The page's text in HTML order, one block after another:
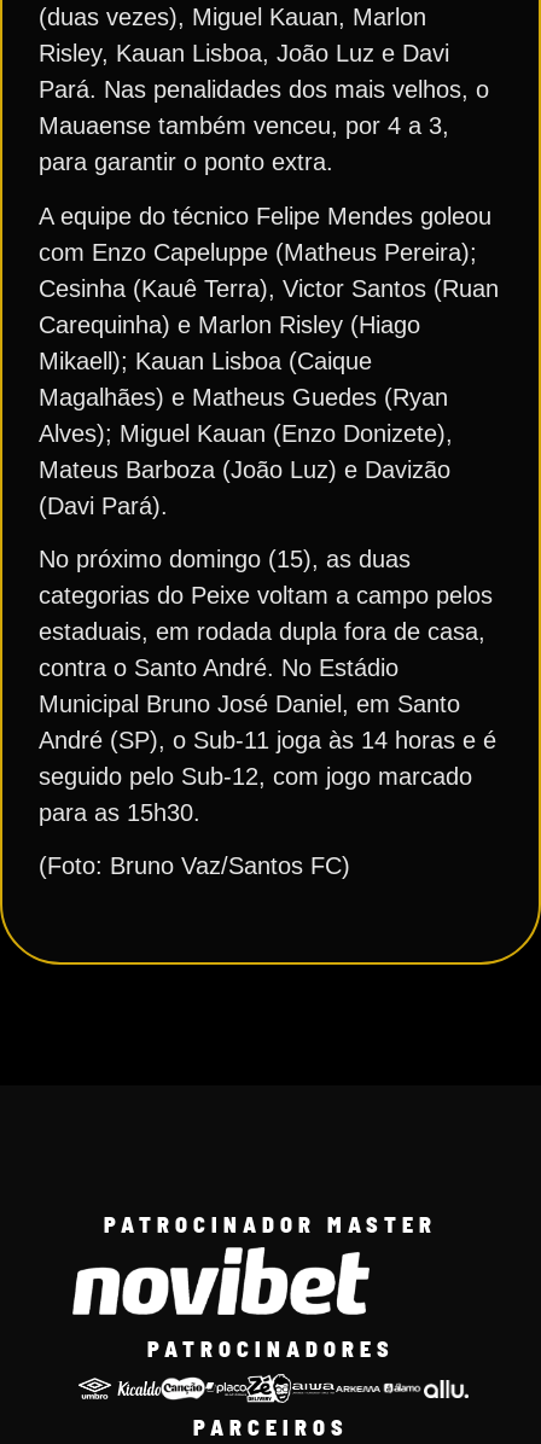
(duas vezes), Miguel Kauan, Marlon
Risley, Kauan Lisboa, João Luz e Davi
Pará. Nas penalidades dos mais velhos, o
Mauaense também venceu, por 4 a 3,
para garantir o ponto extra.
A equipe do técnico Felipe Mendes goleou
com Enzo Capeluppe (Matheus Pereira);
Cesinha (Kauê Terra), Victor Santos (Ruan
Carequinha) e Marlon Risley (Hiago
Mikaell); Kauan Lisboa (Caique
Magalhães) e Matheus Guedes (Ryan
Alves); Miguel Kauan (Enzo Donizete),
Mateus Barboza (João Luz) e Davizão
(Davi Pará).
No próximo domingo (15), as duas
categorias do Peixe voltam a campo pelos
estaduais, em rodada dupla fora de casa,
contra o Santo André. No Estádio
Municipal Bruno José Daniel, em Santo
André (SP), o Sub-11 joga às 14 horas e é
seguido pelo Sub-12, com jogo marcado
para as 15h30.
(Foto: Bruno Vaz/Santos FC)
PATROCINADOR MASTER
PATROCINADORES
PARCEIROS